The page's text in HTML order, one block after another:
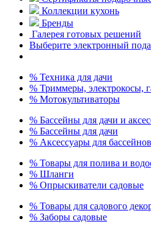
Коллекции кухонь
Бренды
Галерея готовых решений
Выберите электронный
% Техника для дачи
% Триммеры, электрокосы,
% Мотокультиваторы
% Бассейны для дачи и
% Бассейны для дачи
% Аксессуары для бассейнов
% Товары для полива и
% Шланги
% Опрыскиватели садовые
% Товары для садового
% Заборы садовые